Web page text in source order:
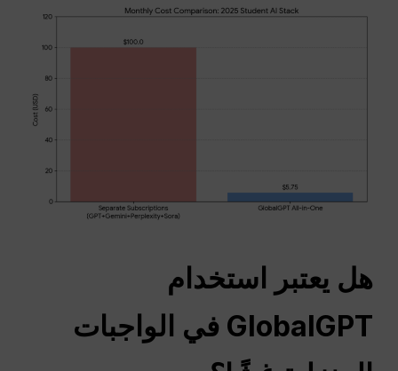
هل يعتبر استخدام
GlobalGPT في الواجبات